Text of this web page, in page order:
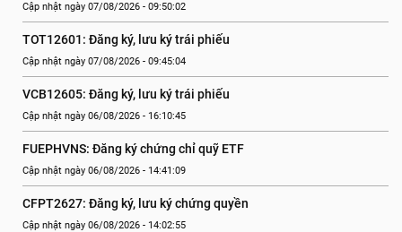
Cập nhật ngày 07/08/2026 - 09:50:02
TOT12601: Đăng ký, lưu ký trái phiếu
Cập nhật ngày 07/08/2026 - 09:45:04
VCB12605: Đăng ký, lưu ký trái phiếu
Cập nhật ngày 06/08/2026 - 16:10:45
FUEPHVNS: Đăng ký chứng chỉ quỹ ETF
Cập nhật ngày 06/08/2026 - 14:41:09
CFPT2627: Đăng ký, lưu ký chứng quyền
Cập nhật ngày 06/08/2026 - 14:02:55